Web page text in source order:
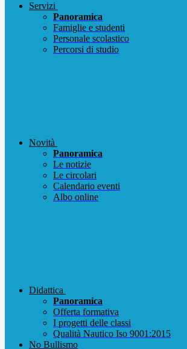
Servizi
Panoramica
Famiglie e studenti
Personale scolastico
Percorsi di studio
Novità
Panoramica
Le notizie
Le circolari
Calendario eventi
Albo online
Didattica
Panoramica
Offerta formativa
I progetti delle classi
Qualità Nautico Iso 9001:2015
No Bullismo